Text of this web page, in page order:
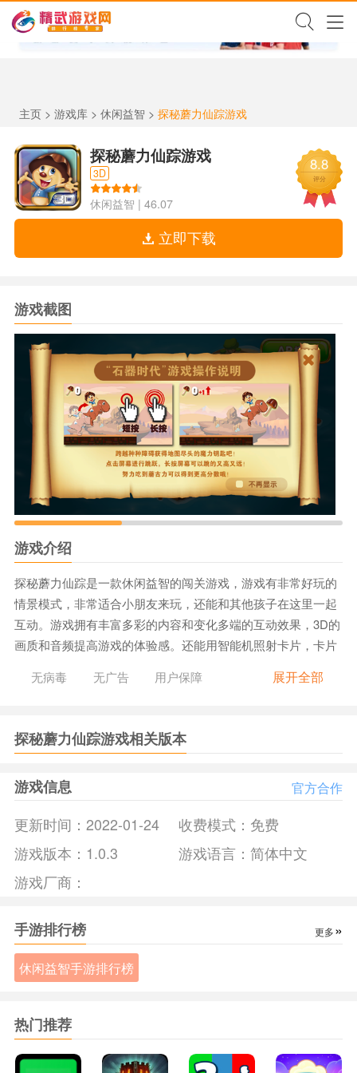
✕
主页> 游戏库> 休闲益智 > 探秘蘑力仙踪游戏
探秘蘑力仙踪游戏
3D
休闲益智 |46.07
8.8
评分
立即下载
游戏截图
游戏介绍
探秘蘑力仙踪是一款休闲益智的闯关游戏，游戏有非常好玩的
情景模式，非常适合小朋友来玩，还能和其他孩子在这里一起
互动。游戏拥有丰富多彩的内容和变化多端的互动效果，3D的
画质和音频提高游戏的体验感。还能用智能机照射卡片，卡片
《探秘蘑力仙踪》游戏特色：
识面。
2.认识一些稀有的动物。比如狮鹫，霸王龙等。
能够在陆地和天空中穿行。
《探秘蘑力仙踪》游戏亮点：
2.鼻子上有一个犄角，额头上有两个犄角，所以被称为三角
龙。
天入地。
《探秘蘑力仙踪》小编评测：
游戏中可以探索神秘的地球，不断解锁新的内容，是由好丽友
事在这里展开有四大核心地图，广大雄伟可以随意探索，自由
度很高，提升孩子的想象力。
无病毒 无广告 用户保障 展开全部
探秘蘑力仙踪游戏相关版本
游戏信息 官方合作
更新时间： 2022-01-24 收费模式： 免费
游戏版本： 1.0.3 游戏语言： 简体中文
游戏厂商：
手游排行榜 更多»
休闲益智手游排行榜
热门推荐